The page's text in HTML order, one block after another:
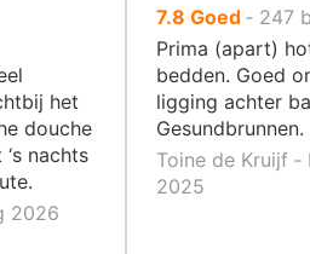
het
douche
nachts
2026
7.8 uit
10
,
Goed ‐ 247
Prima (apart)
bedden. Goed
ligging achter
Gesundbrunnen.
Toine de Kruijf
2025